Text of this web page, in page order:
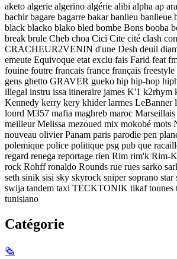
aketo algerie algerino algérie alibi alpha ap
bachir bagare bagarre bakar banlieu banlieue
black blacko blako bled bombe Bons booba
break brule Cheb choa Cici Cite cité clash
CRACHEUR2VENIN d'une Desh deuil
emeute Equivoque etat exclu fais Farid feat
fouine foutre francais france français
gens ghetto GRAVER gueko hip hip-hop
illegal instru issa itineraire james K'1 k2rhym
Kennedy kerry kery khider larmes
lourd M357 mafia maghreb maroc
meilleur Melissa mezoued mix mokobé mots
nouveau olivier Panam paris parodie pen
polemique police politique psg pub que
regard renega reportage rien Rim rim'k Rim-
rock Rohff ronaldo Rounds rue rues sarko
seth sinik sisi sky skyrock sniper soprano star
swija tandem taxi TECKTONIK tikaf tounes
tunisiano
Catégorie
🗞